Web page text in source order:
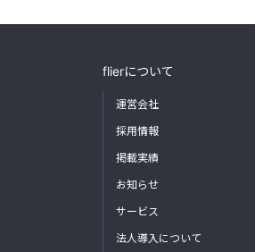
flierについて
運営会社
採用情報
掲載実績
お知らせ
サービス
法人導入について